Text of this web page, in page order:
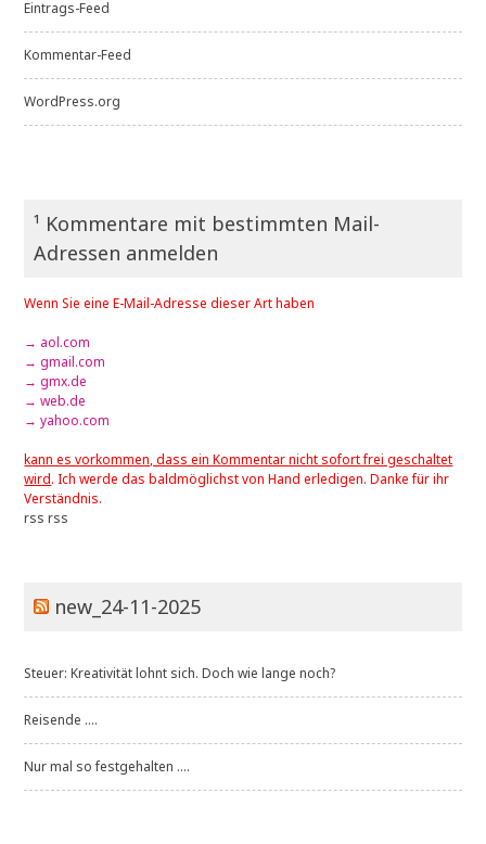
Eintrags-Feed
Kommentar-Feed
WordPress.org
¹ Kommentare mit bestimmten Mail-
Adressen anmelden
Wenn Sie eine E-Mail-Adresse dieser Art haben
→ aol.com
→ gmail.com
→ gmx.de
→ web.de
→ yahoo.com
kann es vorkommen, dass ein Kommentar nicht sofort frei geschaltet
wird. Ich werde das baldmöglichst von Hand erledigen. Danke für ihr
Verständnis.
rss rss
new_24-11-2025
Steuer: Kreativität lohnt sich. Doch wie lange noch?
Reisende ....
Nur mal so festgehalten ....